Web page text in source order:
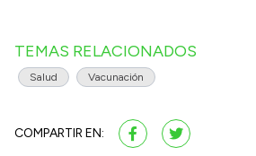
TEMAS RELACIONADOS
Salud Vacunación
COMPARTIR EN: